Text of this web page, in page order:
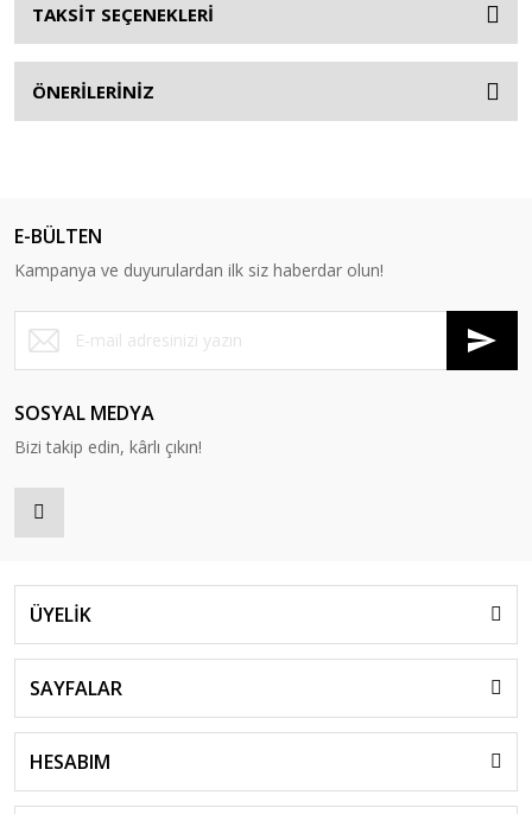
TAKSİT SEÇENEKLERİ
ÖNERİLERİNİZ
E-BÜLTEN
Kampanya ve duyurulardan ilk siz haberdar olun!
SOSYAL MEDYA
Bizi takip edin, kârlı çıkın!
ÜYELİK
SAYFALAR
HESABIM